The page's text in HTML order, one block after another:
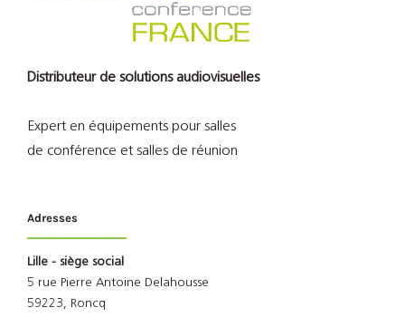
Distributeur de solutions audiovisuelles
Expert en équipements pour salles
de conférence et salles de réunion
Adresses
Lille - siège social
5 rue Pierre Antoine Delahousse
59223, Roncq